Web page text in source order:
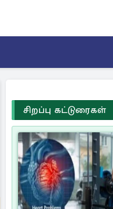
சிறப்பு கட்டுரைகள்